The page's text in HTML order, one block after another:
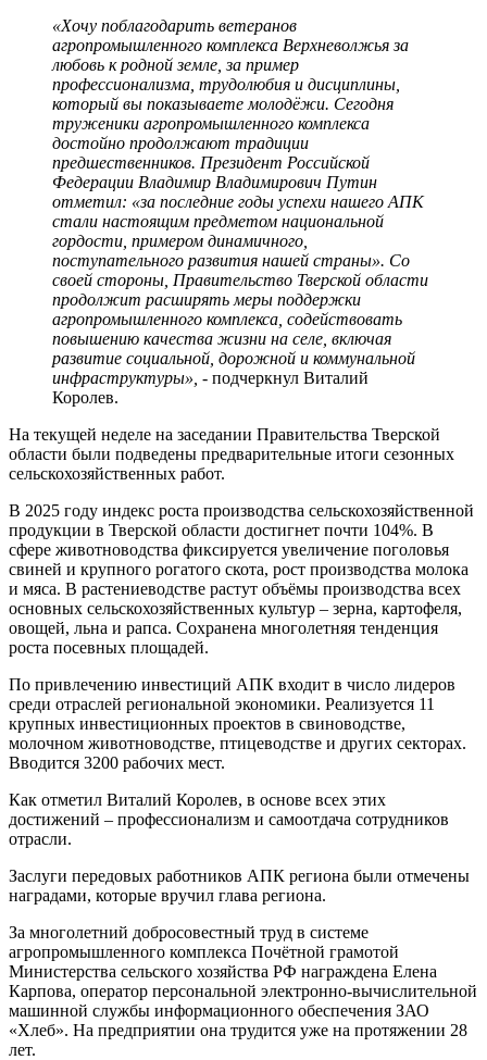
«Хочу поблагодарить ветеранов
агропромышленного комплекса Верхневолжья за
любовь к родной земле, за пример
профессионализма, трудолюбия и дисциплины,
который вы показываете молодёжи. Сегодня
труженики агропромышленного комплекса
достойно продолжают традиции
предшественников. Президент Российской
Федерации Владимир Владимирович Путин
отметил: «за последние годы успехи нашего АПК
стали настоящим предметом национальной
гордости, примером динамичного,
поступательного развития нашей страны». Со
своей стороны, Правительство Тверской области
продолжит расширять меры поддержки
агропромышленного комплекса, содействовать
повышению качества жизни на селе, включая
развитие социальной, дорожной и коммунальной
инфраструктуры», - подчеркнул Виталий
Королев.
На текущей неделе на заседании Правительства Тверской
области были подведены предварительные итоги сезонных
сельскохозяйственных работ.
В 2025 году индекс роста производства сельскохозяйственной
продукции в Тверской области достигнет почти 104%. В
сфере животноводства фиксируется увеличение поголовья
свиней и крупного рогатого скота, рост производства молока
и мяса. В растениеводстве растут объёмы производства всех
основных сельскохозяйственных культур – зерна, картофеля,
овощей, льна и рапса. Сохранена многолетняя тенденция
роста посевных площадей.
По привлечению инвестиций АПК входит в число лидеров
среди отраслей региональной экономики. Реализуется 11
крупных инвестиционных проектов в свиноводстве,
молочном животноводстве, птицеводстве и других секторах.
Вводится 3200 рабочих мест.
Как отметил Виталий Королев, в основе всех этих
достижений – профессионализм и самоотдача сотрудников
отрасли.
Заслуги передовых работников АПК региона были отмечены
наградами, которые вручил глава региона.
За многолетний добросовестный труд в системе
агропромышленного комплекса Почётной грамотой
Министерства сельского хозяйства РФ награждена Елена
Карпова, оператор персональной электронно-вычислительной
машинной службы информационного обеспечения ЗАО
«Хлеб». На предприятии она трудится уже на протяжении 28
лет.